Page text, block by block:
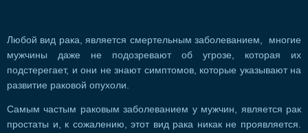
Любой вид рака, является смертельным заболеванием, многие
мужчины даже не подозревают об угрозе, которая их
подстерегает, и они не знают симптомов, которые указывают на
развитие раковой опухоли.
Самым частым раковым заболеванием у мужчин, является рак
простаты и, к сожалению, этот вид рака никак не проявляется.